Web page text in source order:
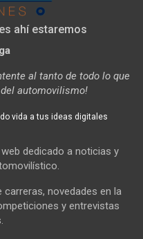
ahí estaremos
al tanto de todo lo que
automovilismo!
vida a tus ideas digitales
dedicado a noticias y
novedades en la
y entrevistas